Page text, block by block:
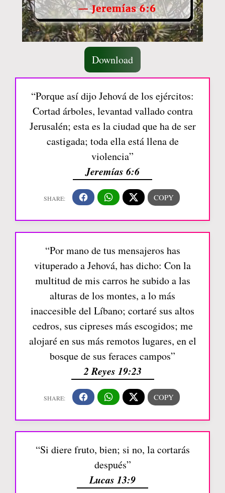
Download
“Porque así dijo Jehová de los ejércitos:
Cortad árboles, levantad vallado contra
Jerusalén; esta es la ciudad que ha de ser
castigada; toda ella está llena de
violencia”
Jeremías 6:6
“Por mano de tus mensajeros has
vituperado a Jehová, has dicho: Con la
multitud de mis carros he subido a las
alturas de los montes, a lo más
inaccesible del Líbano; cortaré sus altos
cedros, sus cipreses más escogidos; me
alojaré en sus más remotos lugares, en el
bosque de sus feraces campos”
2 Reyes 19:23
“Si diere fruto, bien; si no, la cortarás
después”
Lucas 13:9